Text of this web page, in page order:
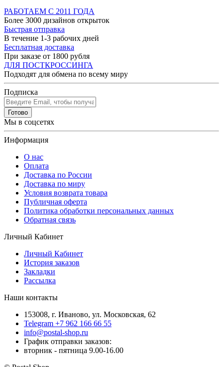
РАБОТАЕМ С 2011 ГОДА
Более 3000 дизайнов открыток
Быстрая отправка
В течение 1-3 рабочих дней
Бесплатная доставка
При заказе от 1800 рубля
ДЛЯ ПОСТКРОССИНГА
Подходят для обмена по всему миру
Подписка
Готово
Мы в соцсетях
Информация
О нас
Оплата
Доставка по России
Доставка по миру
Условия возврата товара
Публичная оферта
Политика обработки персональных данных
Обратная связь
Личный Кабинет
Личный Кабинет
История заказов
Закладки
Рассылка
Наши контакты
153008, г. Иваново, ул. Московская, 62
Telegram +7 962 166 66 55
info@postal-shop.ru
График отправки заказов:
вторник - пятница 9.00-16.00